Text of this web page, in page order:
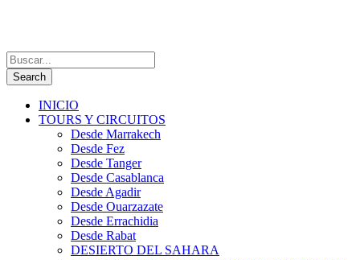
INICIO
TOURS Y CIRCUITOS
Desde Marrakech
Desde Fez
Desde Tanger
Desde Casablanca
Desde Agadir
Desde Ouarzazate
Desde Errachidia
Desde Rabat
DESIERTO DEL SAHARA